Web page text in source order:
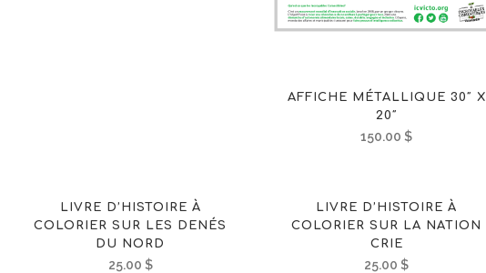
AFFICHE MÉTALLIQUE 30″ X
20″
150.00$
LIVRE D’HISTOIRE À
COLORIER SUR LES DENÉS
DU NORD
25.00 $
LIVRE D’HISTOIRE À
COLORIER SUR LA NATION
CRIE
25.00$